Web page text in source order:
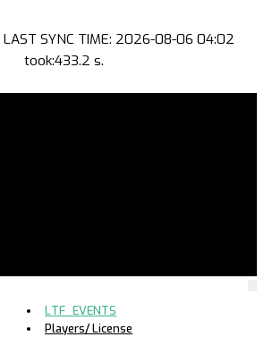
LAST SYNC TIME: 2026-08-06 04:02
took:433.2 s.
LTF_EVENTS
Players/ License